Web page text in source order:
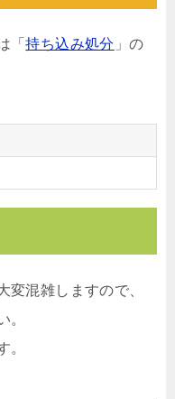
「持ち込み処分 」の
変混雑しますので、
。
。